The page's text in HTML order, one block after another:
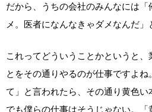
だから、うちの会社のみんなには
メ。医者になんなきゃダメなんだ」
これってどういうことかというと
とをその通りやるのが仕事ですよ
て」と言われたら、その通り黄色い
でも僕らの仕事はそうじゃない。「